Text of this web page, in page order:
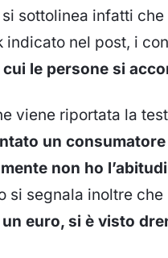
sottolinea infatti che
indicato nel post, i
le persone si
viene riportata la
un
non ho
si segnala inoltre che
euro, si è visto